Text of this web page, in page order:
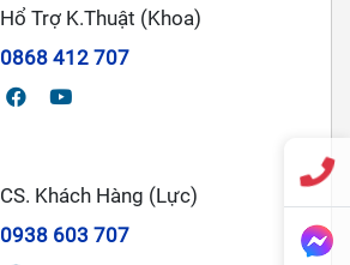
Hổ Trợ K.Thuật (Khoa)
0868 412 707
CS. Khách Hàng (Lực)
0938 603 707